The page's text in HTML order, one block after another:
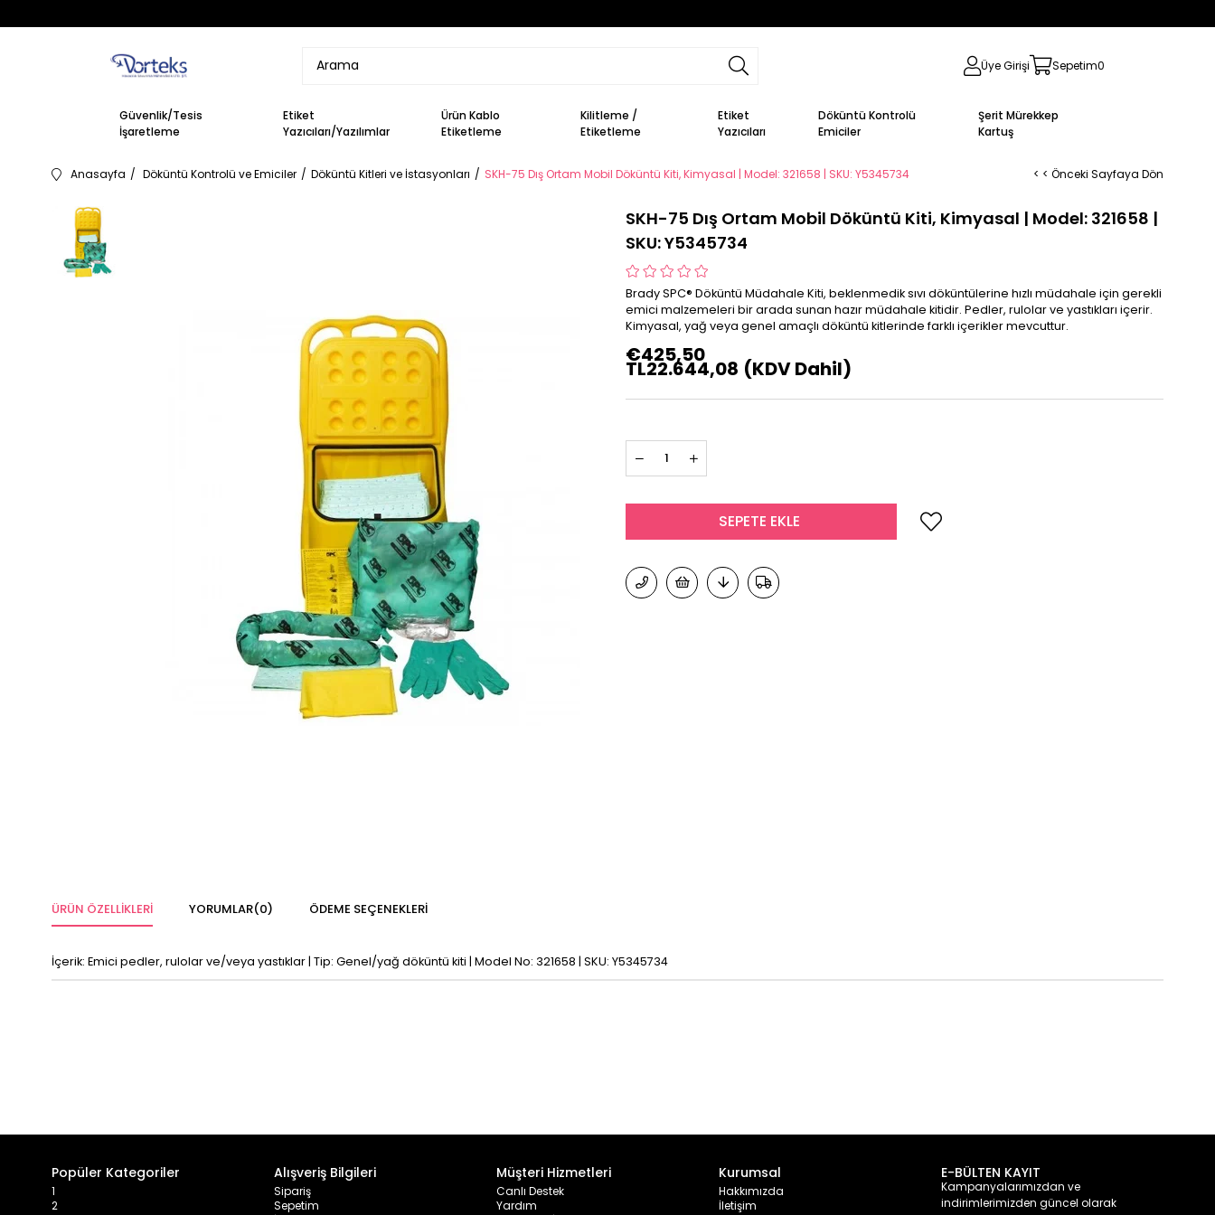
Üye Girişi Sepetim0
Güvenlik/Tesis
İşaretleme
Etiket
Yazıcıları/Yazılımlar
Ürün Kablo
Etiketleme
Kilitleme /
Etiketleme
Etiket
Yazıcıları
Döküntü Kontrolü
Emiciler
Şerit Mürekkep
Kartuş
Anasayfa Döküntü Kontrolü ve Emiciler Döküntü Kitleri ve İstasyonları SKH-75 Dış Ortam Mobil Döküntü Kiti, Kimyasal | Model: 321658 | SKU: Y5345734 < < Önceki Sayfaya Dön
SKH-75 Dış Ortam Mobil Döküntü Kiti, Kimyasal | Model: 321658 |
SKU: Y5345734
Brady SPC® Döküntü Müdahale Kiti, beklenmedik sıvı döküntülerine hızlı müdahale için gerekli
emici malzemeleri bir arada sunan hazır müdahale kitidir. Pedler, rulolar ve yastıkları içerir.
Kimyasal, yağ veya genel amaçlı döküntü kitlerinde farklı içerikler mevcuttur.
€425,50
TL22.644,08 (KDV Dahil)
ÜRÜN ÖZELLIKLERI YORUMLAR(0) ÖDEME SEÇENEKLERI
İçerik: Emici pedler, rulolar ve/veya yastıklar | Tip: Genel/yağ döküntü kiti | Model No: 321658 | SKU: Y5345734
Popüler Kategoriler
1
2
Alışveriş Bilgileri
Sipariş
Sepetim
Müşteri Hizmetleri
Canlı Destek
Yardım
Kurumsal
Hakkımızda
İletişim
E-BÜLTEN KAYIT
Kampanyalarımızdan ve
indirimlerimizden güncel olarak